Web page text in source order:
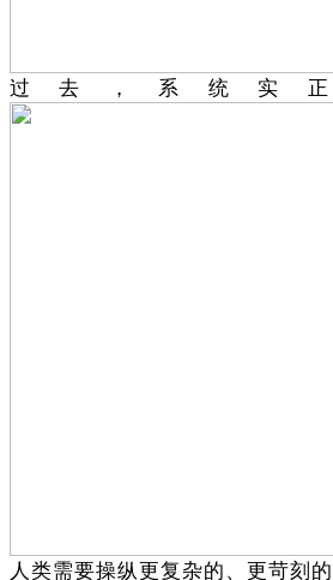
过去，系统实
人类需要操纵更复杂的、更苛刻